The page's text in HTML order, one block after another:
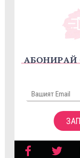
АБОНИРАЙ